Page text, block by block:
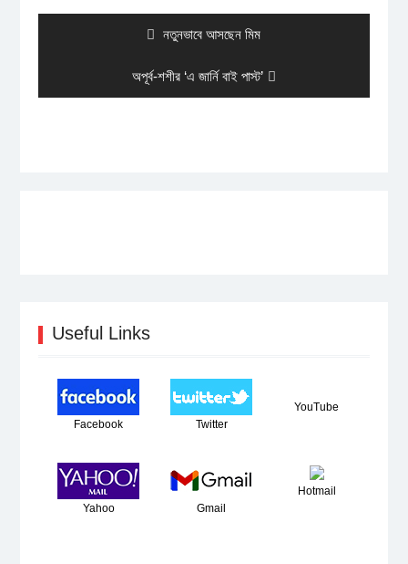
Previous
নতুনভাবে আসছেন মিম
Next
post:
অপূর্ব-শশীর ‘এ জার্নি বাই পাস্ট’
Useful Links
Facebook Twitter
YouTube
Yahoo Gmail
Hotmail